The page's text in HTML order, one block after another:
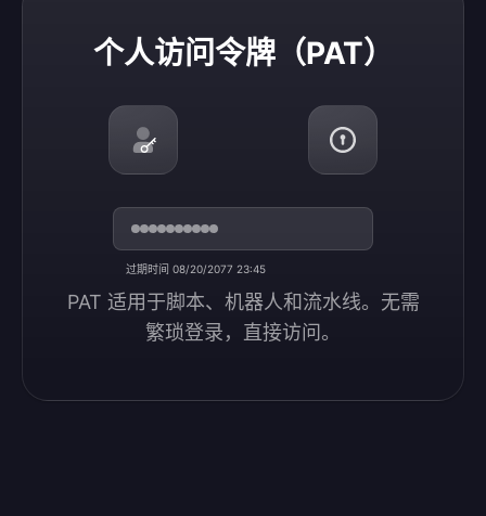
个人访问令牌（PAT）
过期时间 08/20/2077 23:45
PAT 适用于脚本、机器人和流水线。无需
繁琐登录，直接访问。
个人访问令牌（PAT）